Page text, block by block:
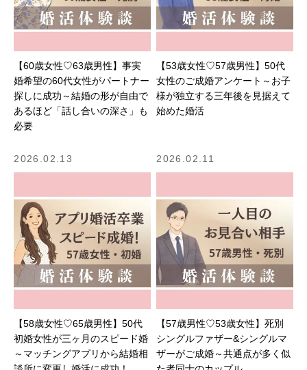
【60歳女性♡63歳男性】事実
婚希望の60代女性がパートナー
探しに成功～結婚の形が自由で
あるほど「話し合いの深さ」も
必要
【53歳女性♡57歳男性】50代
女性のご成婚アンケート～お子
様が独立する三年後を見据えて
始めた婚活
2026.02.13
【58歳女性♡65歳男性】50代
初婚女性が三ヶ月のスピード婚
～マッチングアプリから結婚相
2026.02.11
【57歳男性♡53歳女性】死別
シングルファザー&シングルマ
ザーがご成婚～共通点が多く似